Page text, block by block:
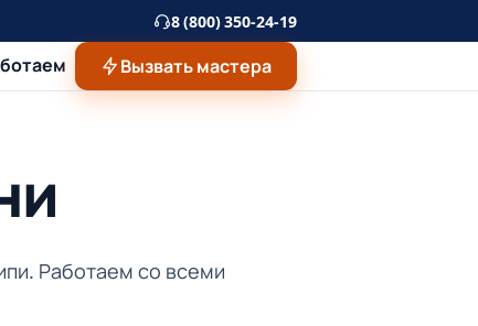
8 (800) 350-24-19
Вызвать мастера
Работаем со всеми